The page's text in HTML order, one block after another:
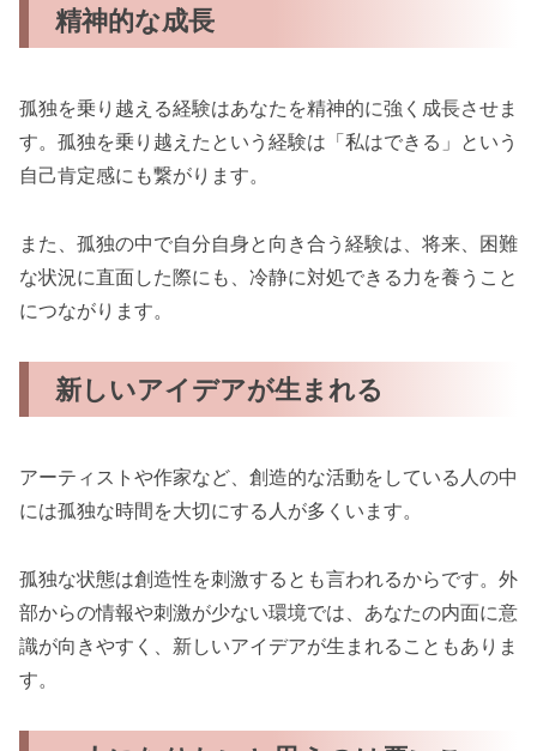
精神的な成長
孤独を乗り越える経験はあなたを精神的に強く成長させま
す。孤独を乗り越えたという経験は「私はできる」という
自己肯定感にも繋がります。
また、孤独の中で自分自身と向き合う経験は、将来、困難
な状況に直面した際にも、冷静に対処できる力を養うこと
につながります。
新しいアイデアが生まれる
アーティストや作家など、創造的な活動をしている人の中
には孤独な時間を大切にする人が多くいます。
孤独な状態は創造性を刺激するとも言われるからです。外
部からの情報や刺激が少ない環境では、あなたの内面に意
識が向きやすく、新しいアイデアが生まれることもありま
す。